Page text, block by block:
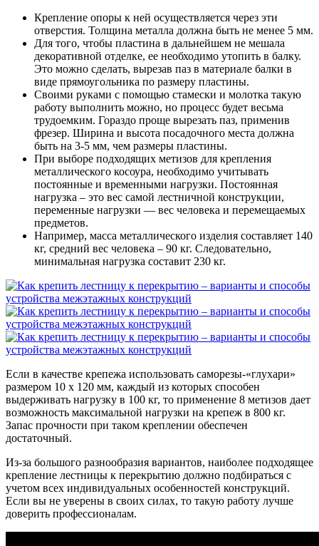
Крепление опоры к ней осуществляется через эти
отверстия. Толщина металла должна быть не менее 5 мм.
Для того, чтобы пластина в дальнейшем не мешала
декоративной отделке, ее необходимо утопить в балку.
Это можно сделать, вырезав паз в материале балки в
виде прямоугольника по размеру пластины.
Своими руками с помощью стамески и молотка такую
работу выполнить можно, но процесс будет весьма
трудоемким. Гораздо проще вырезать паз, применив
фрезер. Ширина и высота посадочного места должна
быть на 3-5 мм, чем размеры пластины.
При выборе подходящих метизов для крепления
металлического косоура, необходимо учитывать
постоянные и временными нагрузки. Постоянная
нагрузка – это вес самой лестничной конструкции,
переменные нагрузки — вес человека и перемещаемых
предметов.
Например, масса металлического изделия составляет 140
кг, средний вес человека – 90 кг. Следовательно,
минимальная нагрузка составит 230 кг.
Если в качестве крепежа использовать саморезы-«глухари»
размером 10 х 120 мм, каждый из которых способен
выдерживать нагрузку в 100 кг, то применение 8 метизов дает
возможность максимальной нагрузки на крепеж в 800 кг.
Запас прочности при таком креплении обеспечен
достаточный.
Из-за большого разнообразия вариантов, наиболее подходящее
крепление лестницы к перекрытию должно подбираться с
учетом всех индивидуальных особенностей конструкций.
Если вы не уверены в своих силах, то такую работу лучше
доверить профессионалам.